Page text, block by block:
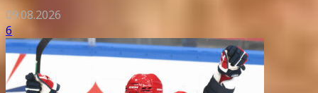
09.08.2026
6